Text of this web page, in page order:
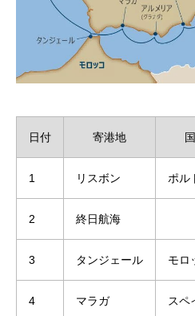
日付 寄港地
1 リスボン ポル
2 終日航海
3 タンジェール モロ
4 マラガ スペ